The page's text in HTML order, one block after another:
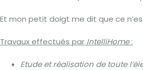
Et mon petit doigt me dit que ce
Travaux effectués par IntelliHome:
Etude et réalisation de toute